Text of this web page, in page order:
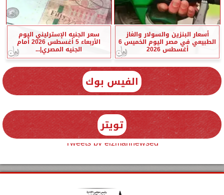
أسعار البنزين والسولار والغاز
الطبيعي في مصر اليوم الخميس 6
أغسطس 2026
سعر الجنيه الإسترليني اليوم
الأربعاء 5 أغسطس 2026 أمام
الجنيه المصري|...
الفيس بوك
تويتر
Tweets by elzmannewseg